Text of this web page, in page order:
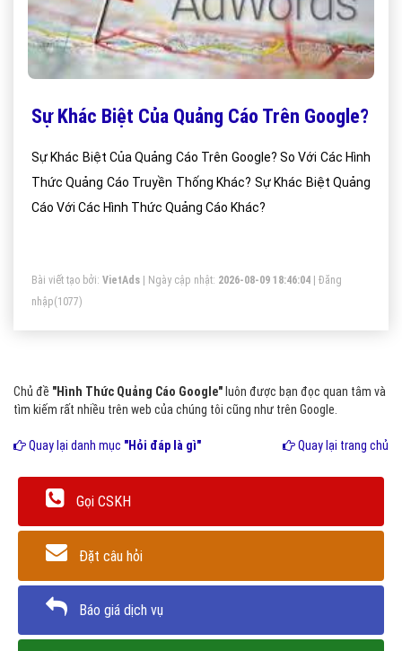
Sự Khác Biệt Của Quảng Cáo Trên Google?
Sự Khác Biệt Của Quảng Cáo Trên Google? So Với Các Hình
Thức Quảng Cáo Truyền Thống Khác? Sự Khác Biệt Quảng
Cáo Với Các Hình Thức Quảng Cáo Khác?
Bài viết tạo bởi: VietAds | Ngày cập nhật: 2026-08-09 18:46:04
Đăng
nhập(1077)
Chủ đề "Hình Thức Quảng Cáo Google" luôn được bạn đọc quan tâm và
tìm kiếm rất nhiều trên web của chúng tôi cũng như trên Google.
Quay lại danh mục "Hỏi đáp là gì" Quay lại trang chủ
Gọi CSKH
Đặt câu hỏi
Báo giá dịch vụ